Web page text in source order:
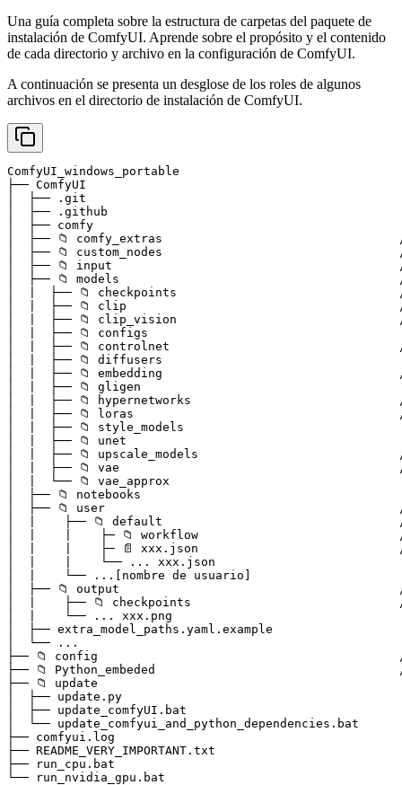
Una guía completa sobre la estructura de carpetas del paquete de
instalación de ComfyUI. Aprende sobre el propósito y el contenido
de cada directorio y archivo en la configuración de ComfyUI.
A continuación se presenta un desglose de los roles de algunos
archivos en el directorio de instalación de ComfyUI.
ComfyUI_windows_portable
├── ComfyUI                                            //
│  ├── .git                                            //
│  ├── .github                                         //
│  ├── comfy
│  ├── 📁 comfy_extras
│  ├── 📁 custom_nodes                                 //
│  ├── 📁 input                                        // Carpeta
│  ├── 📁 models                                       //
│  |  ├── 📁 checkpoints                               //
│  |  ├── 📁 clip                                      //
│  |  ├── 📁 clip_vision                               //
│  |  ├── 📁 configs
│  |  ├── 📁 controlnet                                //
│  |  ├── 📁 diffusers
│  |  ├── 📁 embedding                                 //
│  |  ├── 📁 gligen
│  |  ├── 📁 hypernetworks                             //
│  |  ├── 📁 loras                                     // Ruta
│  |  ├── 📁 style_models
│  |  ├── 📁 unet
│  |  ├── 📁 upscale_models                            //
│  |  ├── 📁 vae                                       // Ruta
│  |  └── 📁 vae_approx
│  ├── 📁 notebooks
│  ├── 📁 user                                         //
│  |    ├── 📁 default                                 //
│  |    |    ├─ 📁 workflow                            //
│  |    |    ├─ 📄 xxx.json                            //
│  |    |    └── ... xxx.json                          //
│  |    └── ...[nombre de usuario]                     // Si
│  ├── 📁 output                                       // Carpeta
│  |    ├── 📁 checkpoints                             // Si se
│  |    └── ... xxx.png                                //
│  ├── extra_model_paths.yaml.example
│  └── ...                                             //
├── 📁 config                                          //
├── 📁 Python_embeded                                  //
├── 📁 update
│  ├── update.py                                       //
│  ├── update_comfyUI.bat                              // El
│  └── update_comfyui_and_python_dependencies.bat
├── comfyui.log                                        //
├── README_VERY_IMPORTANT.txt
├── run_cpu.bat                                        //
└── run_nvidia_gpu.bat                                 //